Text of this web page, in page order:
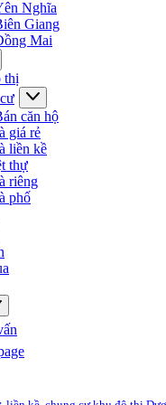
Nghĩa
Giang
Mai
thị
căn hộ
giá rẻ
liền kề
thự
riêng
phố